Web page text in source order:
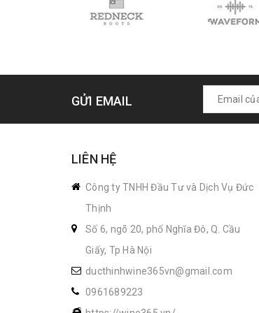
GỬI EMAIL
LIÊN HỆ
Công ty TNHH Đầu Tư và Dịch Vụ Đức
Thịnh
Số 6, ngõ 20, phố Nghĩa Đô, Q. Cầu
Giấy, Tp Hà Nội
ducthinhwine365vn@gmail.com
0961689223